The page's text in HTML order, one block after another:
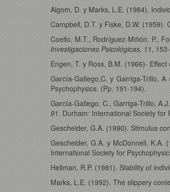
Algom, D. y Marks, L.E. (1984).
Campbell, D.T. y Fiske, D.W.
Coello, M.T., Rodríguez-Miñón, P.,
Investigaciones Psicológicas, 11,
Engen, T. y Ross, B.M. (1966)-
García-Gallego,C. y Garriga-Trillo,
Psychophysics. (Pp. 191-194).
García-Gallego, C., Garriga-Trillo,
91. Durham: International Society for
Gescheider, G.A. (1990). Stimulus
Gescheider, G.A. y McDonnell, K.A.
International Society for
Hellman, R.P. (1981). Stability of
Marks, L.E. (1992). The slippery